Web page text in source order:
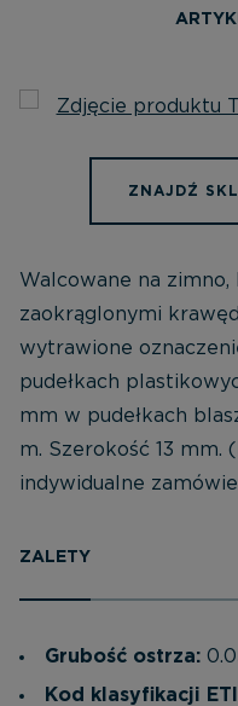
ZNAJDŹ
Walcowane na
zaokrąglonymi
wytrawione
pudełkach
mm w pudełkach
m. Szerokość 13 mm.
indywidualne
ZALETY
Grubość ostrza:
Kod klasyfikacji